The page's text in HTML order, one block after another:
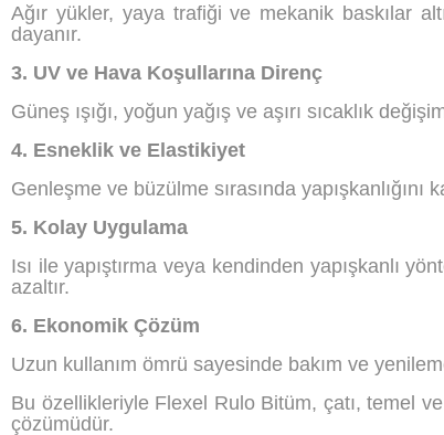
Ağır yükler, yaya trafiği ve mekanik baskılar
dayanır.
3. UV ve Hava Koşullarına Direnç
Güneş ışığı, yoğun yağış ve aşırı sıcaklık
4. Esneklik ve Elastikiyet
Genleşme ve büzülme sırasında yapışkanlığını
5. Kolay Uygulama
Isı ile yapıştırma veya kendinden yapışkanlı
azaltır.
6. Ekonomik Çözüm
Uzun kullanım ömrü sayesinde bakım ve
Bu özellikleriyle Flexel Rulo Bitüm, çatı, temel
çözümüdür.